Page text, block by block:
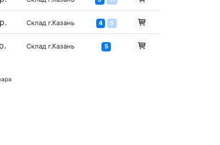
Склад г.Казань 4 5
Склад г.Казань 5